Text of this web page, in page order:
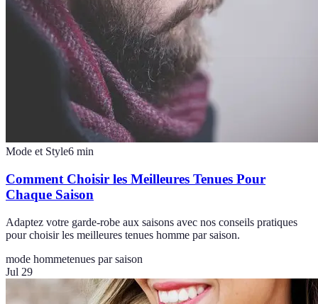
Mode et Style6 min
Comment Choisir les Meilleures Tenues Pour
Chaque Saison
Adaptez votre garde-robe aux saisons avec nos conseils pratiques
pour choisir les meilleures tenues homme par saison.
mode hommetenues par saison
Jul 29